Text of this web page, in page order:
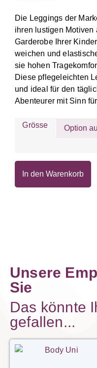
Die Leggings der
ihren lustigen
Garderobe Ihrer
weichen und
sie hohen
Diese pflegeleichten
und ideal für den
Abenteurer mit Sinn
Grösse
In den Warenkorb
Unsere
Sie
Das könnte
gefallen...